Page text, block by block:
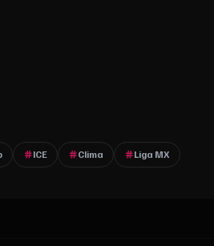
ICE Clima Liga MX